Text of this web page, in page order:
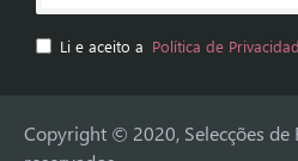
Li e aceito a Política de
Copyright © 2020, Selecções de